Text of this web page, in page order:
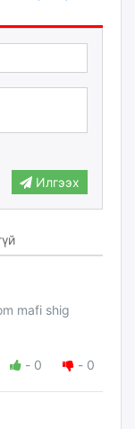
Илгээх
mafi shig
- 0 - 0